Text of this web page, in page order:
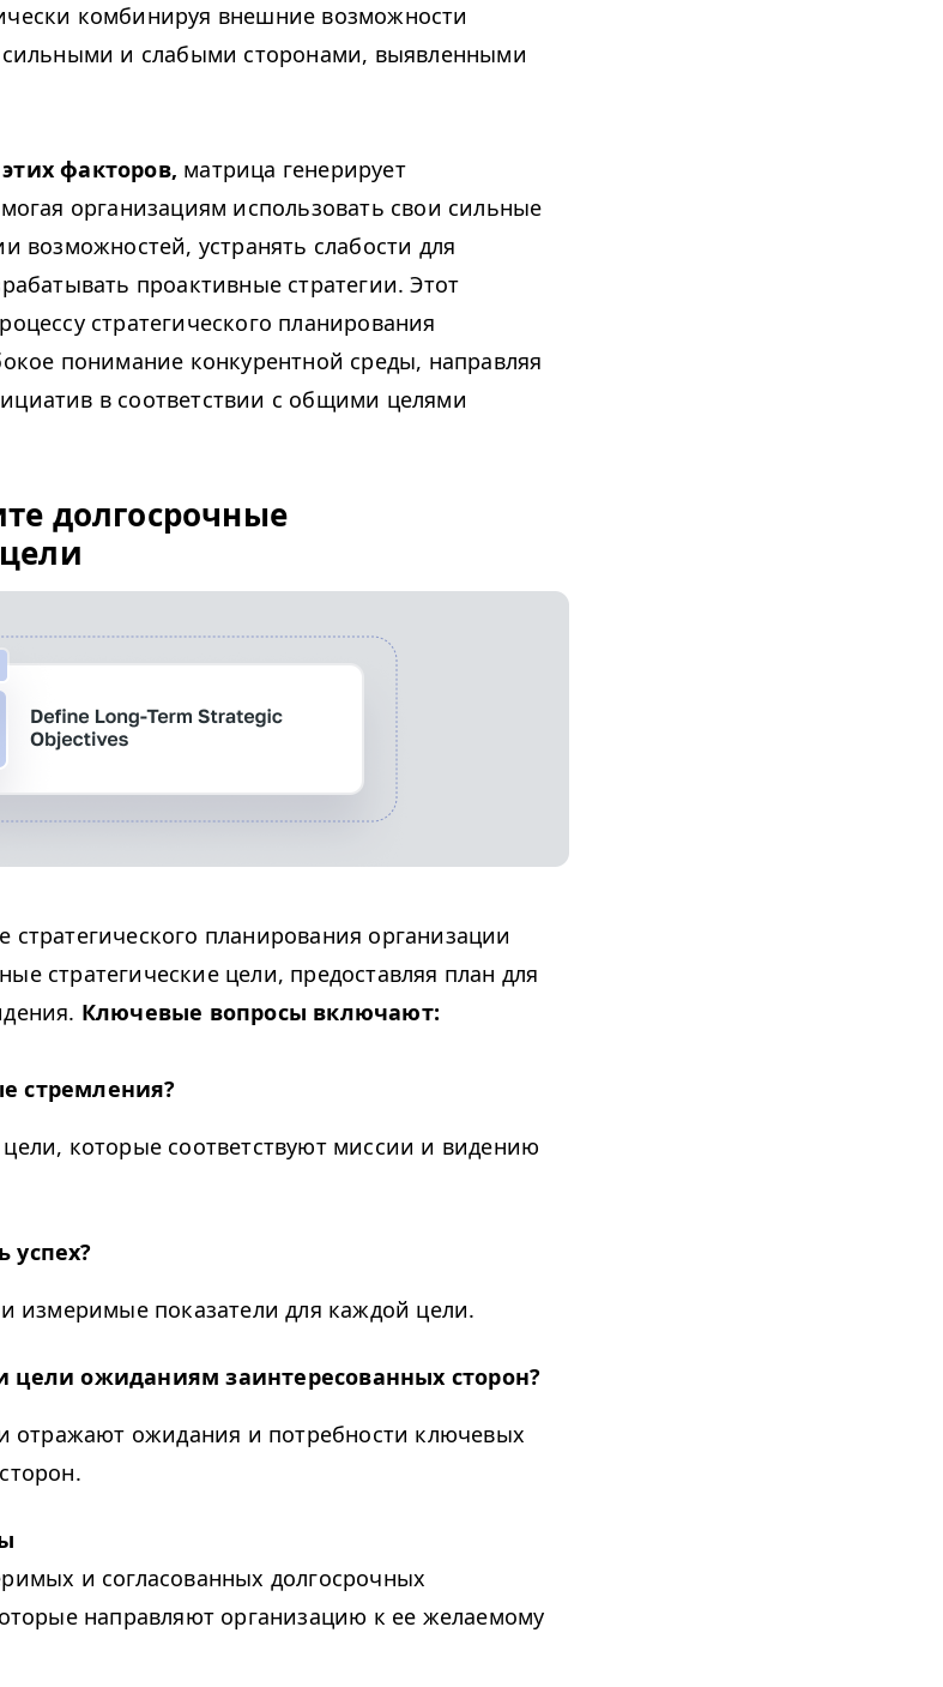
комбинируя внешние возможности
сильными и слабыми сторонами, выявленными
факторов, матрица генерирует
организациям использовать свои сильные
возможностей, устранять слабости для
проактивные стратегии. Этот
стратегического планирования
понимание конкурентной среды, направляя
в соответствии с общими целями
долгосрочные
планирования организации
стратегические цели, предоставляя план для
Ключевые вопросы включают:
стремления?
которые соответствуют миссии и видению
успех?
измеримые показатели для каждой цели.
цели ожиданиям заинтересованных сторон?
отражают ожидания и потребности ключевых
и согласованных долгосрочных
направляют организацию к ее желаемому